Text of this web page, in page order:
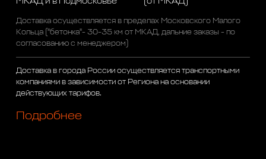
Доставка осуществляется в пределах Московского Малого
Кольца ("бетонка"- 30-35 км от МКАД, дальние заказы - по
согласованию с менеджером)
Доставка в города России осуществляется транспортными
компаниями в зависимости от Региона на основании
действующих тарифов.
Подробнее